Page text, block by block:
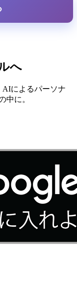
へ
AIによるパーソナ
中に。